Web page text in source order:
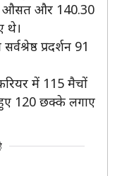
औसत और 140.30
थे।
प्रदर्शन 91
में 115 मैचों
120 छक्के लगाए